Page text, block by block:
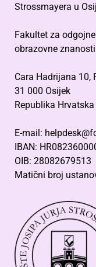
Strossmayera u
Fakultet za
obrazovne znanosti
Cara Hadrijana 10,
31 000 Osijek
Republika Hrvatska
E-mail:
IBAN:
OIB: 28082679513
Matični broj